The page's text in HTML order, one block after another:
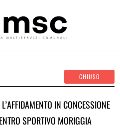
IN CONCESSIONE
SPORTIVO MORIGGIA